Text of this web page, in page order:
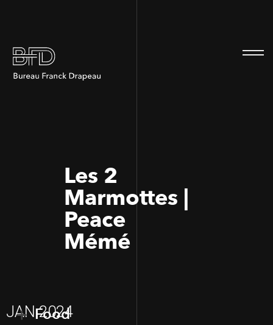
Les 2
Marmottes |
Peace
Mémé
JAN 2024
Food